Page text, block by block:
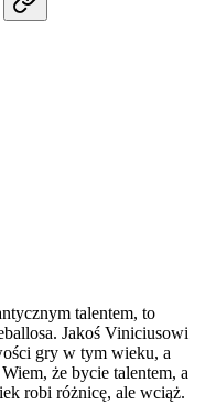
talentem, to
Jakoś Viniciusowi
gry w tym wieku, a
że bycie talentem, a
robi różnicę, ale wciąż.